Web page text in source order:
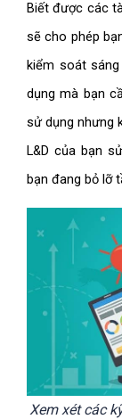
Biết được các
sẽ cho phép
kiểm soát
dụng mà bạn
sử dụng nhưng
L&D của bạn
bạn đang bỏ lỡ
Xem xét các